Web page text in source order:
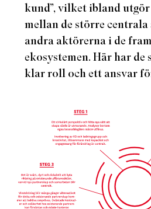
kund”, vilket ibland
mellan de större
andra aktörerna i de
ekosystemen. Här har de
klar roll och ett ansvar